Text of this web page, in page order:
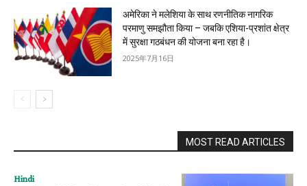
अमेरिका ने मलेशिया के साथ रणनीतिक नागरिक
परमाणु समझौता किया – जबकि एशिया-प्रशांत क्षेत्र
में सुरक्षा गठबंधन की योजना बना रहा है।
2025年7月16日
MOST READ ARTICLES
Hindi